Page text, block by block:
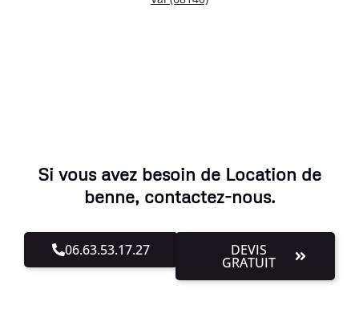
Si vous avez besoin de Location de
benne, contactez-nous.
06.63.53.17.27 DEVIS
GRATUIT